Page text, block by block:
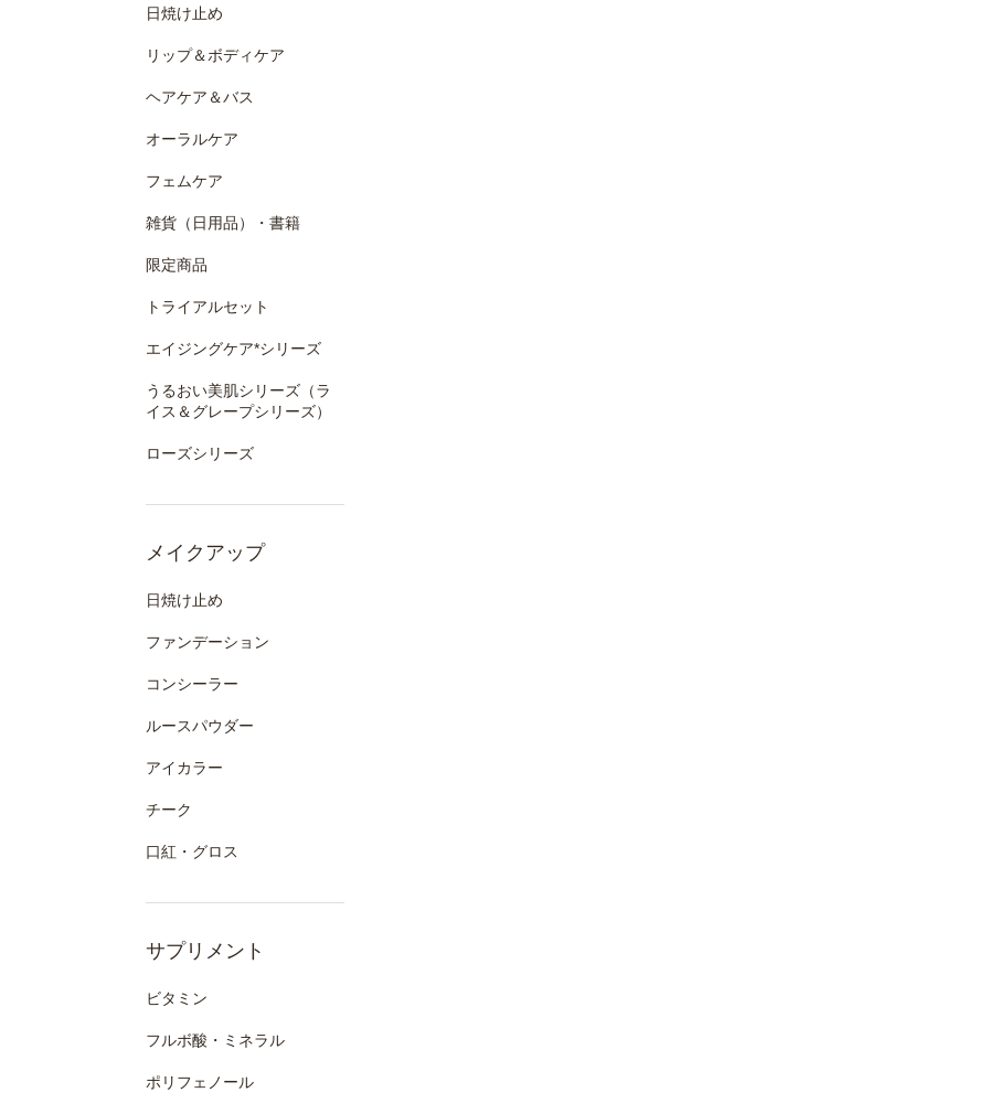
日焼け止め
リップ＆ボディケア
ヘアケア＆バス
オーラルケア
フェムケア
雑貨（日用品）・書籍
限定商品
トライアルセット
エイジングケア*シリーズ
うるおい美肌シリーズ（ラ
イス＆グレープシリーズ）
ローズシリーズ
メイクアップ
日焼け止め
ファンデーション
コンシーラー
ルースパウダー
アイカラー
チーク
口紅・グロス
サプリメント
ビタミン
フルボ酸・ミネラル
ポリフェノール